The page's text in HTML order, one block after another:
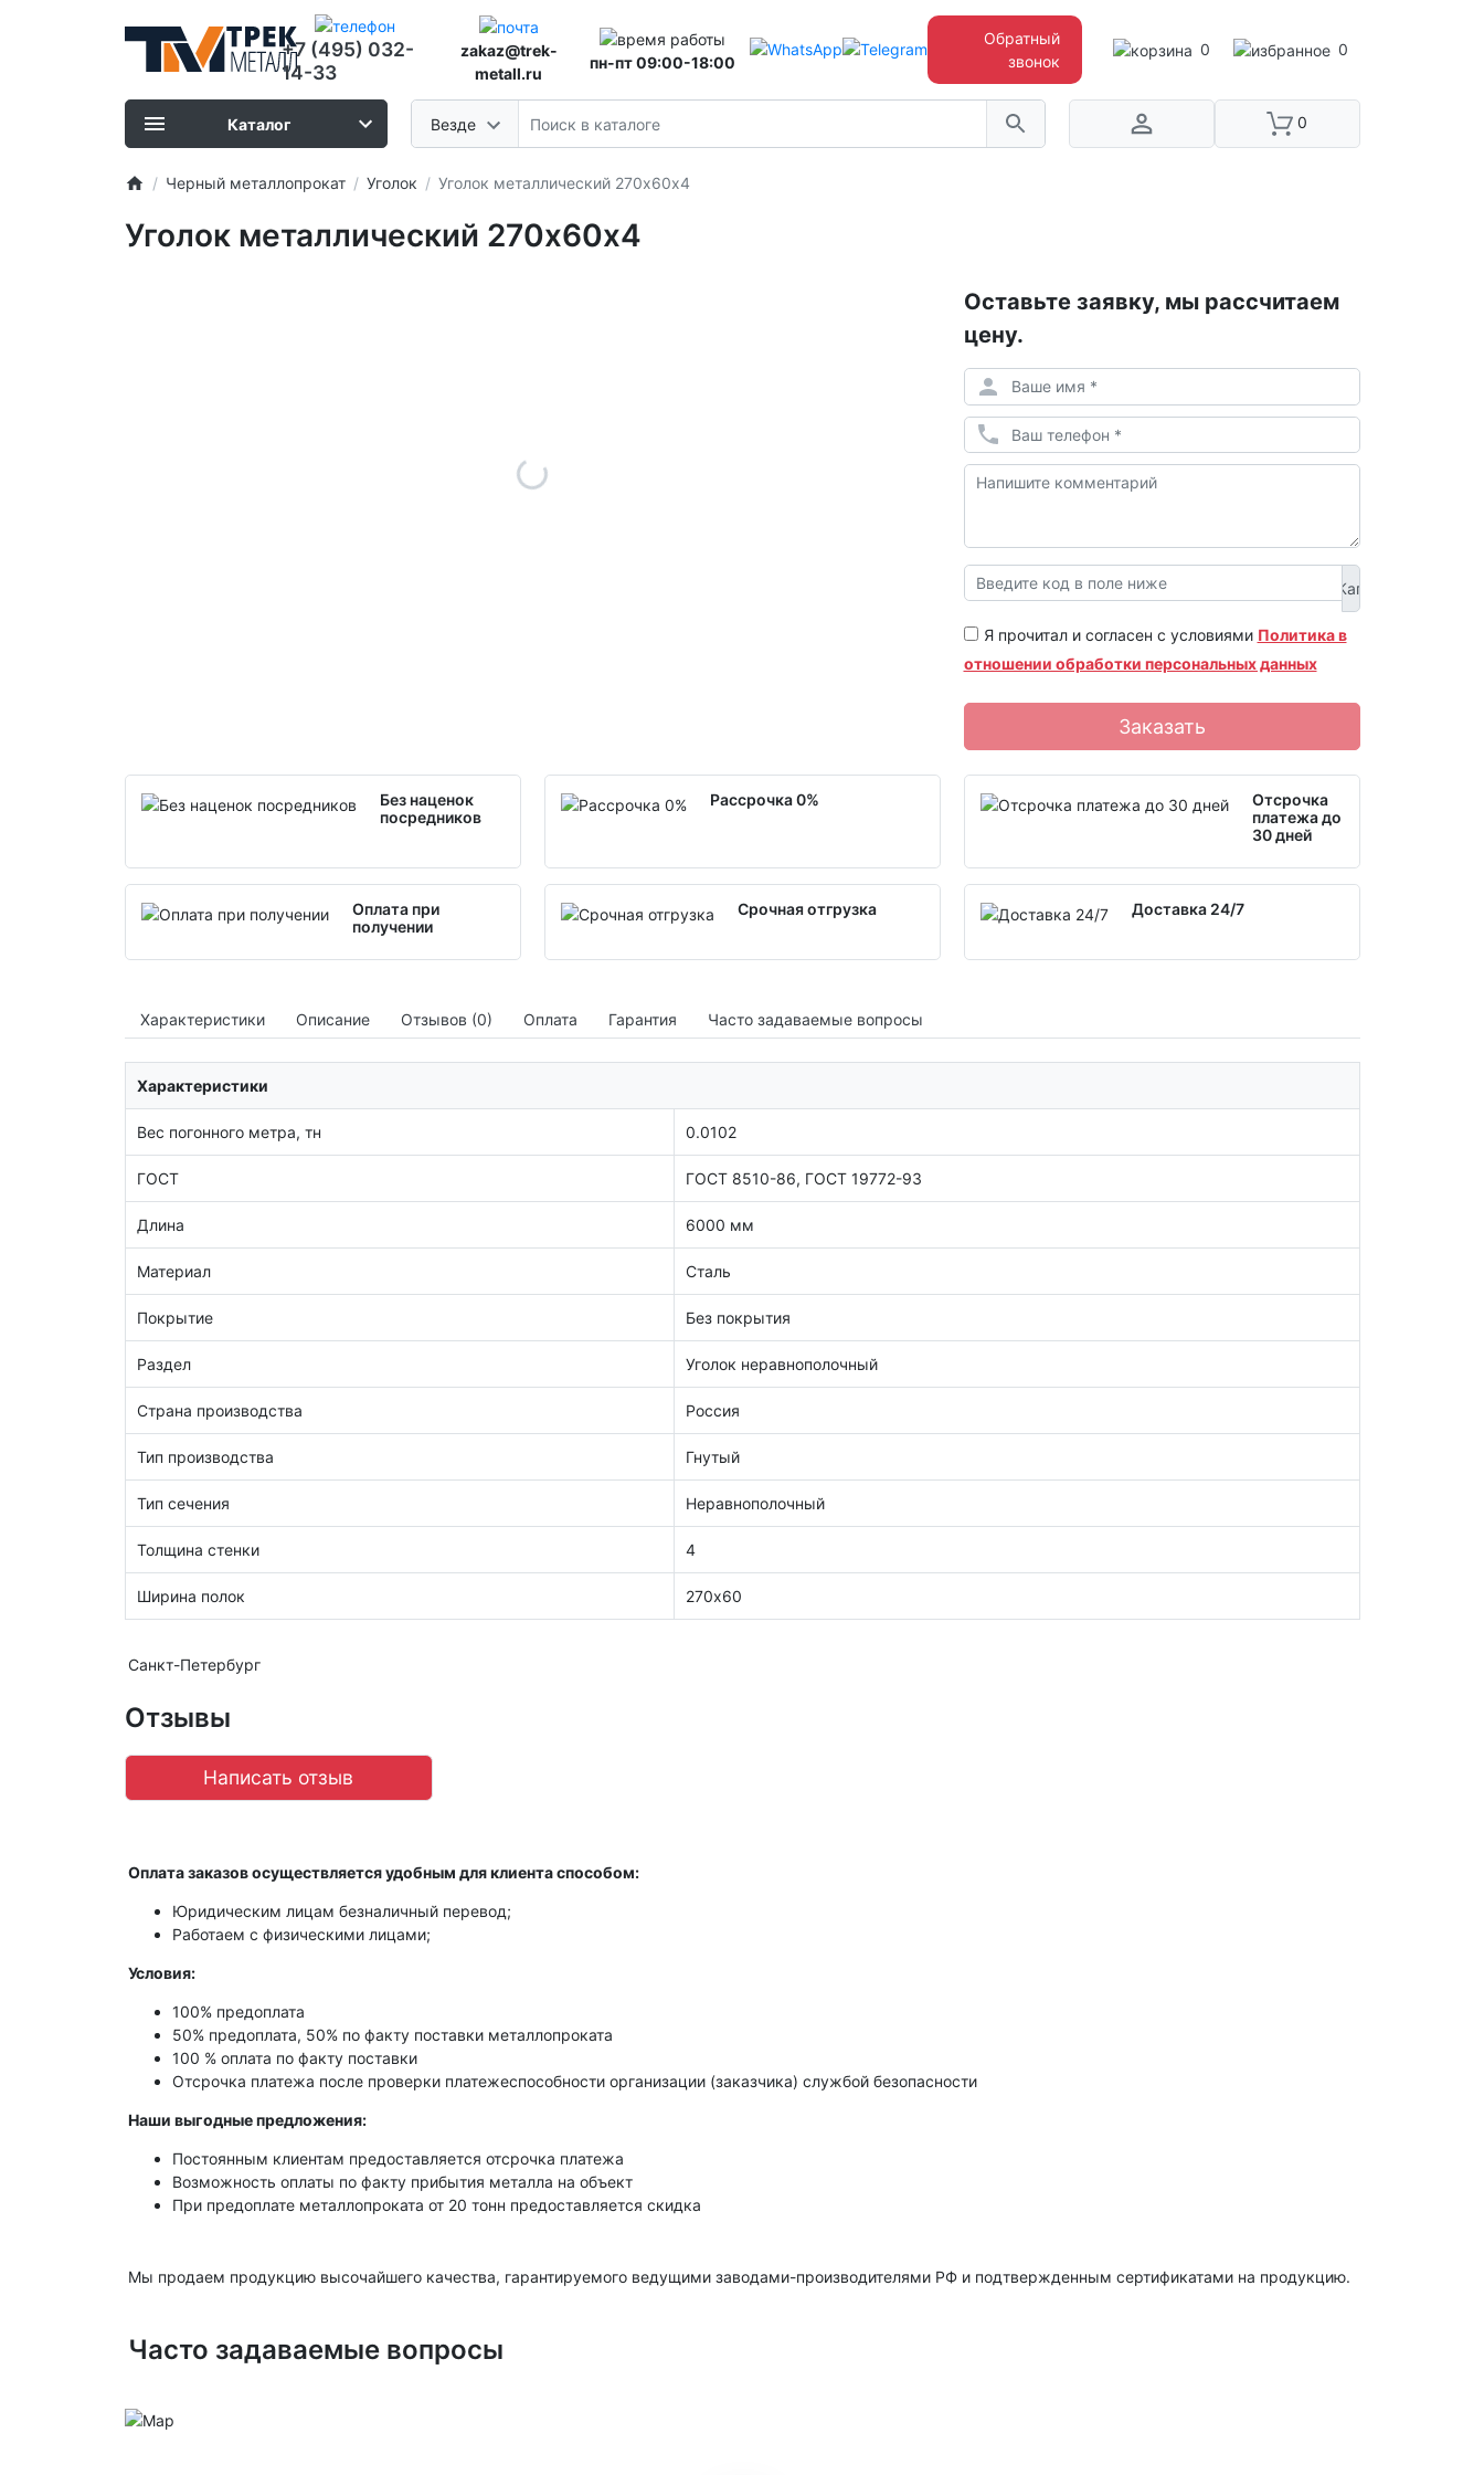
0 0
+7 (495) 032-
14-33
zakaz@trek-
metall.ru
пн-пт 09:00-18:00
Обратный
звонок
Везде 0
Каталог
Черный металлопрокат Уголок Уголок металлический 270х60х4
Уголок металлический 270х60х4
Оставьте заявку, мы рассчитаем
цену.
Я прочитал и согласен с условиями Политика в
отношении обработки персональных данных
Заказать
Без наценок
посредников
Рассрочка 0%
Отсрочка
платежа до
30 дней
Оплата при
получении
Срочная отгрузка Доставка 24/7
Характеристики Описание Отзывов (0) Оплата Гарантия Часто задаваемые вопросы
Характеристики
Вес погонного метра, тн 0.0102
ГОСТ ГОСТ 8510-86, ГОСТ 19772-93
Длина 6000 мм
Материал Сталь
Покрытие Без покрытия
Раздел Уголок неравнополочный
Страна производства Россия
Тип производства Гнутый
Тип сечения Неравнополочный
Толщина стенки 4
Ширина полок 270х60
Санкт-Петербург
Отзывы
Написать отзыв
Оплата заказов осуществляется удобным для клиента способом:
Юридическим лицам безналичный перевод;
Работаем с физическими лицами;
Условия:
100% предоплата
50% предоплата, 50% по факту поставки металлопроката
100 % оплата по факту поставки
Отсрочка платежа после проверки платежеспособности организации (заказчика) службой безопасности
Наши выгодные предложения:
Постоянным клиентам предоставляется отсрочка платежа
Возможность оплаты по факту прибытия металла на объект
При предоплате металлопроката от 20 тонн предоставляется скидка
Мы продаем продукцию высочайшего качества, гарантируемого ведущими заводами-производителями РФ и подтвержденным сертификатами на продукцию.
Часто задаваемые вопросы